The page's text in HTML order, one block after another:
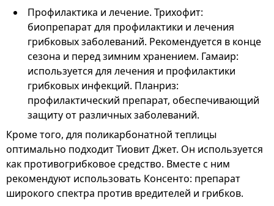
Профилактика и лечение. Трихофит:
биопрепарат для профилактики и лечения
грибковых заболеваний. Рекомендуется в конце
сезона и перед зимним хранением. Гамаир:
используется для лечения и профилактики
грибковых инфекций. Планриз:
профилактический препарат, обеспечивающий
защиту от различных заболеваний.
Кроме того, для поликарбонатной теплицы
оптимально подходит Тиовит Джет. Он используется
как противогрибковое средство. Вместе с ним
рекомендуют использовать Консенто: препарат
широкого спектра против вредителей и грибков.